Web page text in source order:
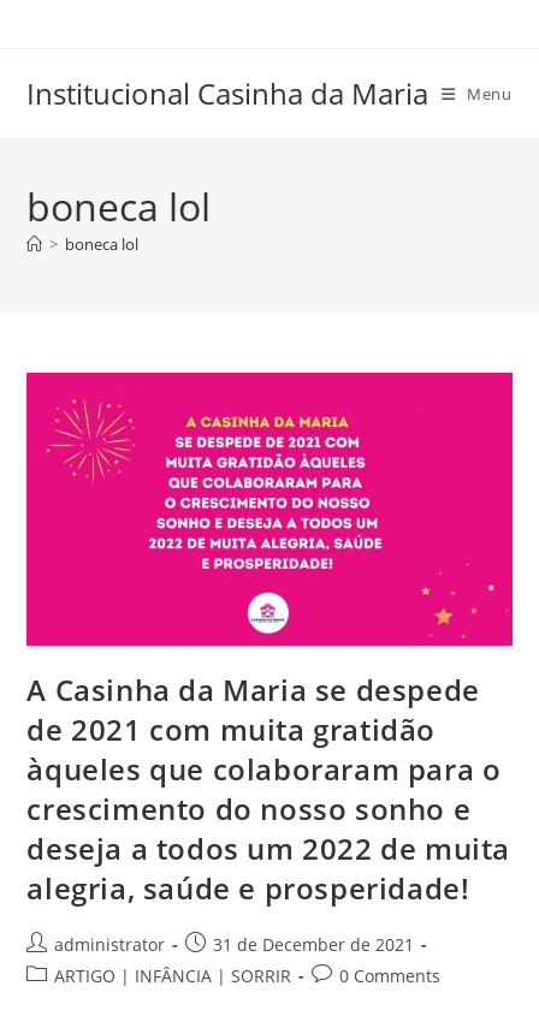
Institucional Casinha da Maria Menu
boneca lol
> boneca lol
A Casinha da Maria se despede
de 2021 com muita gratidão
àqueles que colaboraram para o
crescimento do nosso sonho e
deseja a todos um 2022 de muita
alegria, saúde e prosperidade!
Post
author:
administrator
Post
published:
31 de December de 2021
PostARTIGO | INFÂNCIA | SORRIR
Post0 Comments